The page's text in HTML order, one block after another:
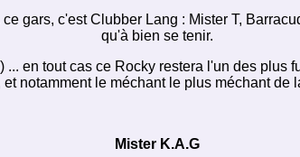
gars, c'est Clubber Lang : Mister T,
qu'à bien se tenir.
... en tout cas ce Rocky restera l'un des plus
notamment le méchant le plus méchant de
Mister K.A.G